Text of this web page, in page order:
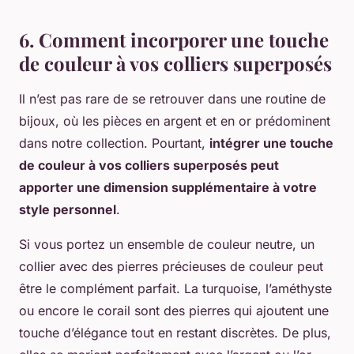
6. Comment incorporer une touche
de couleur à vos colliers superposés
Il n’est pas rare de se retrouver dans une routine de
bijoux, où les pièces en argent et en or prédominent
dans notre collection. Pourtant, intégrer une touche
de couleur à vos colliers superposés peut
apporter une dimension supplémentaire à votre
style personnel.
Si vous portez un ensemble de couleur neutre, un
collier avec des pierres précieuses de couleur peut
être le complément parfait. La turquoise, l’améthyste
ou encore le corail sont des pierres qui ajoutent une
touche d’élégance tout en restant discrètes. De plus,